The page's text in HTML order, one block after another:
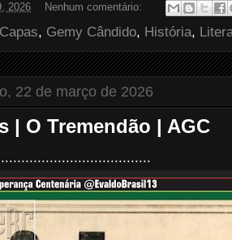
t
r
e
s
t
e
2026 Nenhum comentário:
Capas, Gemy Cândido, História,
22 de março de 2026
| O Tremendão | AGC